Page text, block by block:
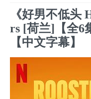
《好男不低头
rs [荷兰]【全6
【中文字幕】